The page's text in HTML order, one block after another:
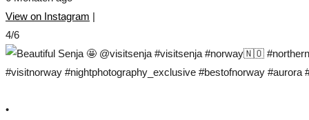
View on Instagram |
4/6
•